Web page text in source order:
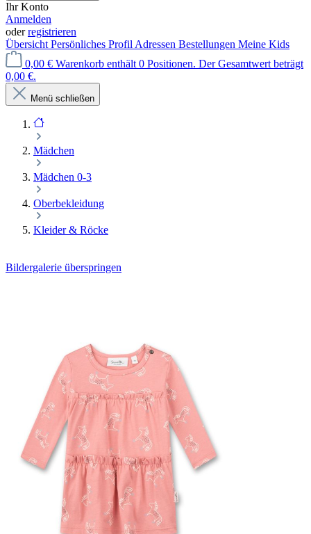
Ihr Konto
Anmelden
oderregistrieren
Übersicht Persönliches Profil Adressen Bestellungen Meine Kids
0,00 € Warenkorb enthält 0 Positionen. Der Gesamtwert beträgt
0,00 €.
Menü schließen
Mädchen
Mädchen 0-3
Oberbekleidung
Kleider & Röcke
Bildergalerie überspringen